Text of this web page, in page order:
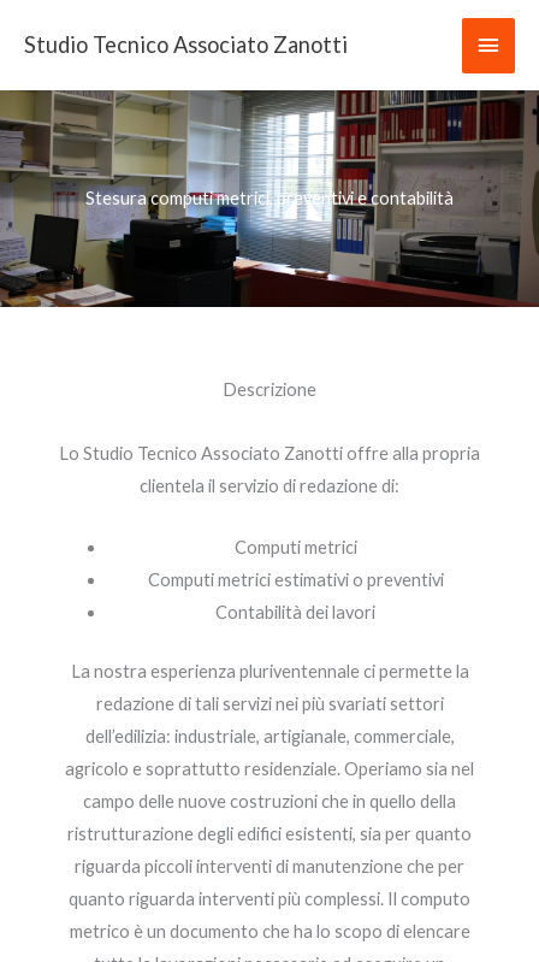
Studio Tecnico Associato Zanotti
Stesura computi metrici, preventivi e contabilità
Descrizione
Lo Studio Tecnico Associato Zanotti offre alla propria
clientela il servizio di redazione di:
Computi metrici
Computi metrici estimativi o preventivi
Contabilità dei lavori
La nostra esperienza pluriventennale ci permette la
redazione di tali servizi nei più svariati settori
dell’edilizia: industriale, artigianale, commerciale,
agricolo e soprattutto residenziale. Operiamo sia nel
campo delle nuove costruzioni che in quello della
ristrutturazione degli edifici esistenti, sia per quanto
riguarda piccoli interventi di manutenzione che per
quanto riguarda interventi più complessi. Il computo
metrico è un documento che ha lo scopo di elencare